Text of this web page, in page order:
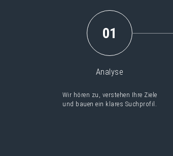
01
Analyse
Wir hören zu, verstehen Ihre Ziele
und bauen ein klares Suchprofil.